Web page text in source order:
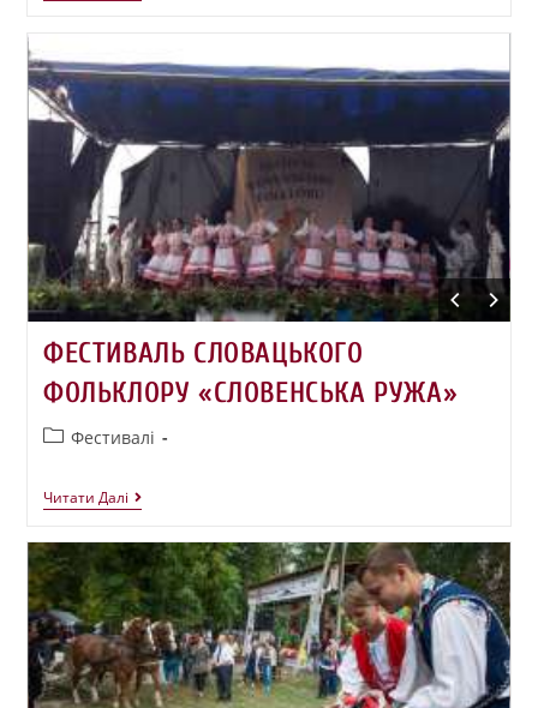
ФЕСТИВАЛЬ СЛОВАЦЬКОГО
ФОЛЬКЛОРУ «СЛОВЕНСЬКА РУЖА»
Фестивалі
Читати Далі